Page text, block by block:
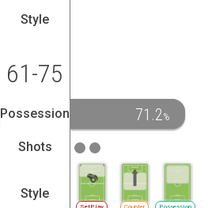
Style
61-75
Possession 71.2%
Shots
Style